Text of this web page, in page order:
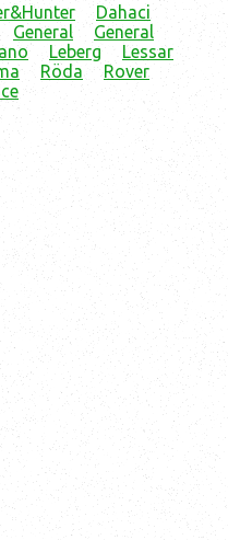
Dahaci
General
General
Leberg
Lessar
Röda
Rover